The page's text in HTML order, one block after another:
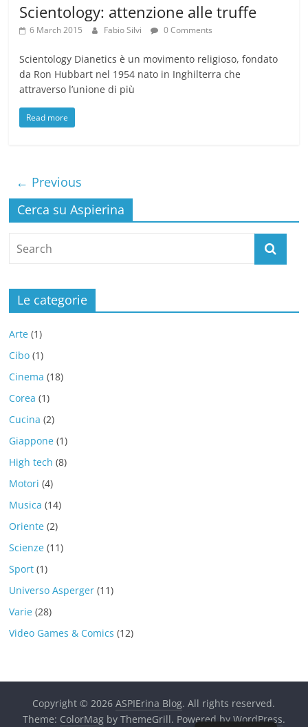
Scientology: attenzione alle truffe
6 March 2015 Fabio Silvi 0 Comments
Scientology Dianetics è un movimento religioso, fondato
da Ron Hubbart nel 1954 nato in Inghilterra che
attraverso l’unione di più
Read more
← Previous
Cerca su Aspierina
Le categorie
Arte (1)
Cibo (1)
Cinema (18)
Corea (1)
Cucina (2)
Giappone (1)
High tech (8)
Motori (4)
Musica (14)
Oriente (2)
Scienze (11)
Sport (1)
Universo Asperger (11)
Varie (28)
Video Games & Comics (12)
Copyright © 2026ASPIErina Blog. All rights reserved.
Theme: ColorMagby ThemeGrill. Powered byWordPress.